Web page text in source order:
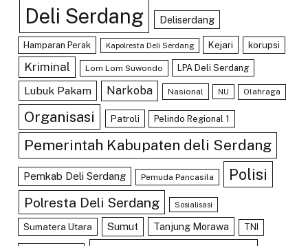
Deli Serdang Deliserdang
Hamparan Perak Kapolresta Deli Serdang Kejari korupsi
Kriminal Lom Lom Suwondo LPA Deli Serdang
Lubuk Pakam Narkoba Nasional NU Olahraga
Organisasi Patroli Pelindo Regional 1
Pemerintah Kabupaten deli Serdang
Pemkab Deli Serdang Pemuda Pancasila Polisi
Polresta Deli Serdang Sosialisasi
Sumatera Utara Sumut Tanjung Morawa TNI